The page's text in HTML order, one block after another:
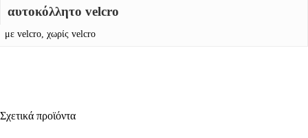
αυτοκόλλητο velcro
με velcro, χωρίς velcro
Σχετικά προϊόντα